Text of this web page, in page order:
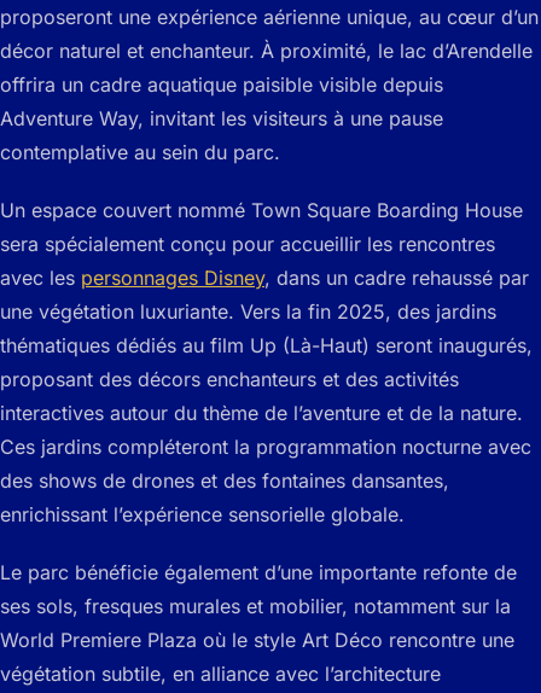
proposeront une expérience aérienne unique, au cœur d’un
décor naturel et enchanteur. À proximité, le lac d’Arendelle
offrira un cadre aquatique paisible visible depuis
Adventure Way, invitant les visiteurs à une pause
contemplative au sein du parc.
Un espace couvert nommé Town Square Boarding House
sera spécialement conçu pour accueillir les rencontres
avec les personnages Disney, dans un cadre rehaussé par
une végétation luxuriante. Vers la fin 2025, des jardins
thématiques dédiés au film Up (Là-Haut) seront inaugurés,
proposant des décors enchanteurs et des activités
interactives autour du thème de l’aventure et de la nature.
Ces jardins compléteront la programmation nocturne avec
des shows de drones et des fontaines dansantes,
enrichissant l’expérience sensorielle globale.
Le parc bénéficie également d’une importante refonte de
ses sols, fresques murales et mobilier, notamment sur la
World Premiere Plaza où le style Art Déco rencontre une
végétation subtile, en alliance avec l’architecture